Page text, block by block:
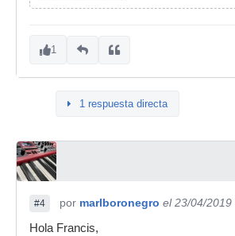
1
1 respuesta directa
#4 por marlboronegro el 23/04/2019
Hola Francis,